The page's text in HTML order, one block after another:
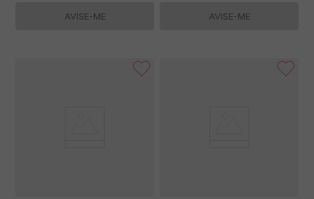
AVISE-ME AVISE-ME